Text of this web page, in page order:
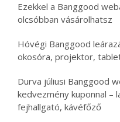
Ezekkel a Banggood
olcsóbban vásárolhatsz
Hóvégi Banggood
okosóra, projektor,
Durva júliusi Banggood
kedvezmény kuponnal –
fejhallgató, kávéfőző